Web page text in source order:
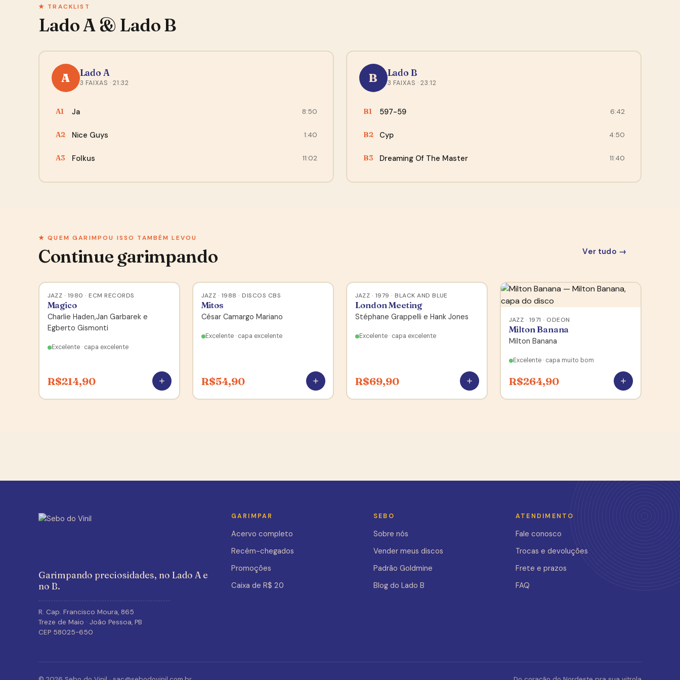
★ TRACKLIST
Lado A & Lado B
A Lado A
3 FAIXAS · 21:32
A1 Ja 8:50
A2 Nice Guys 1:40
A3 Folkus 11:02
B Lado B
3 FAIXAS · 23:12
B1 597-59 6:42
B2 Cyp 4:50
B3 Dreaming Of The Master 11:40
★ QUEM GARIMPOU ISSO TAMBÉM LEVOU
Continue garimpando Ver tudo →
JAZZ · 1980 · ECM RECORDS
Magico
Charlie Haden,Jan Garbarek e
Egberto Gismonti
Excelente · capa excelente
R$214,90
JAZZ · 1988 · DISCOS CBS
Mitos
César Camargo Mariano
Excelente · capa excelente
R$54,90
JAZZ · 1979 · BLACK AND BLUE
London Meeting
Stéphane Grappelli e Hank Jones
Excelente · capa excelente
R$69,90
JAZZ · 1971 · ODEON
Milton Banana
Milton Banana
Excelente · capa muito bom
R$264,90
Garimpando preciosidades, no Lado A e
no B.
R. Cap. Francisco Moura, 865
Treze de Maio · João Pessoa, PB
CEP 58025-650
GARIMPAR
Acervo completo
Recém-chegados
Promoções
Caixa de R$ 20
SEBO
Sobre nós
Vender meus discos
Padrão Goldmine
Blog do Lado B
ATENDIMENTO
Fale conosco
Trocas e devoluções
Frete e prazos
FAQ
Chico Buarque